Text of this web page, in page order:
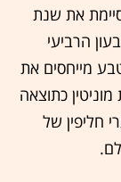
את שנת
הרביעי
דולר. בטבע מייחסים את
כתוצאה
חליפין של